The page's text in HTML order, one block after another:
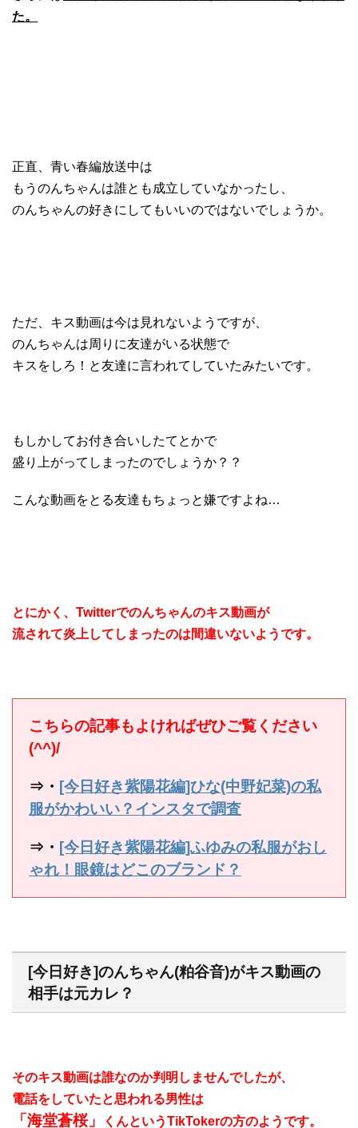
た。
正直、青い春編放送中は
もうのんちゃんは誰とも成立していなかったし、
のんちゃんの好きにしてもいいのではないでしょうか。
ただ、キス動画は今は見れないようですが、
のんちゃんは周りに友達がいる状態で
キスをしろ！と友達に言われてしていたみたいです。
もしかしてお付き合いしたてとかで
盛り上がってしまったのでしょうか？？
こんな動画をとる友達もちょっと嫌ですよね…
とにかく、Twitterでのんちゃんのキス動画が
流されて炎上してしまったのは間違いないようです。
こちらの記事もよければぜひご覧ください
(^^)/
⇒・ [今日好き紫陽花編]ひな(中野妃菜)の私
服がかわいい？インスタで調査
⇒・ [今日好き紫陽花編]ふゆみの私服がおし
ゃれ！眼鏡はどこのブランド？
[今日好き]のんちゃん(粕谷音)がキス動画の
相手は元カレ？
そのキス動画は誰なのか判明しませんでしたが、
電話をしていたと思われる男性は
「海堂蒼桜」 くんというTikTokerの方のようです。